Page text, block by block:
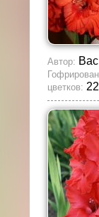
Автор:
цветков: